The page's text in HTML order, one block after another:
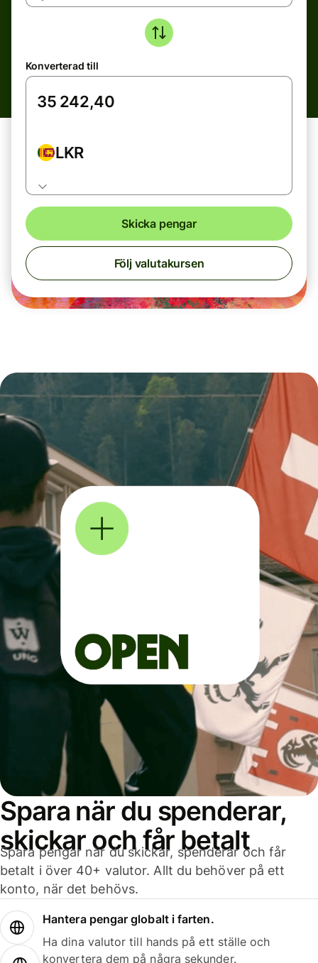
Konverterad till
LKR
Skicka pengar
Följ valutakursen
Spara när du spenderar,
skickar och får betalt
Spara pengar när du skickar, spenderar och får
betalt i över 40+ valutor. Allt du behöver på ett
konto, när det behövs.
Hantera pengar globalt i farten.
Ha dina valutor till hands på ett ställe och
konvertera dem på några sekunder.